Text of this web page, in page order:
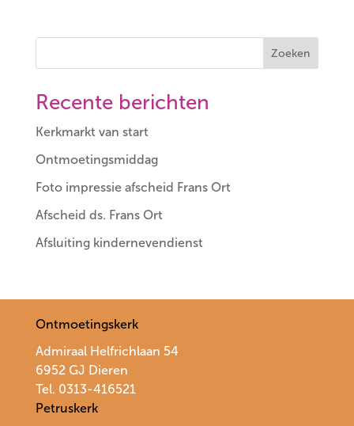
Zoeken
Recente berichten
Kerkmarkt van start
Ontmoetingsmiddag
Foto impressie afscheid Frans Ort
Afscheid ds. Frans Ort
Afsluiting kindernevendienst
Ontmoetingskerk
Admiraal Helfrichlaan 54
6952 GJ Dieren
Tel. 0313-416521
Petruskerk